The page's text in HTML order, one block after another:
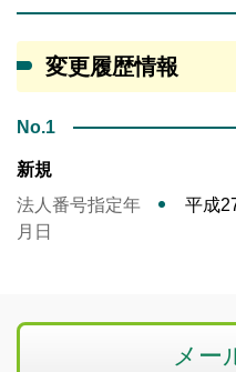
変更履歴情報
No.1
新規
法人番号指定年
月日
平成
メー